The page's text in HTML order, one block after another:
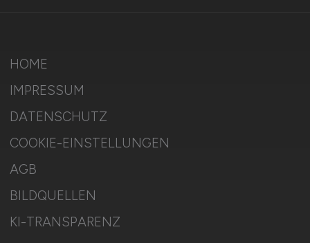
HOME
IMPRESSUM
DATENSCHUTZ
COOKIE-EINSTELLUNGEN
AGB
BILDQUELLEN
KI-TRANSPARENZ